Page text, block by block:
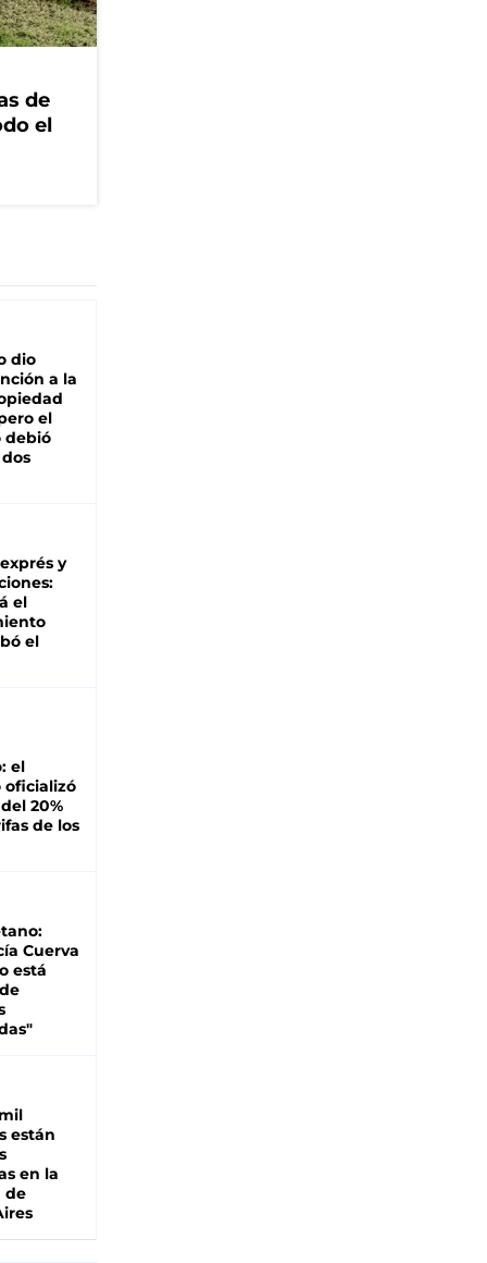
de
el
dio
a la
el
debió
y
el
el
el
oficializó
20%
de los
Cuerva
está
están
en la
de